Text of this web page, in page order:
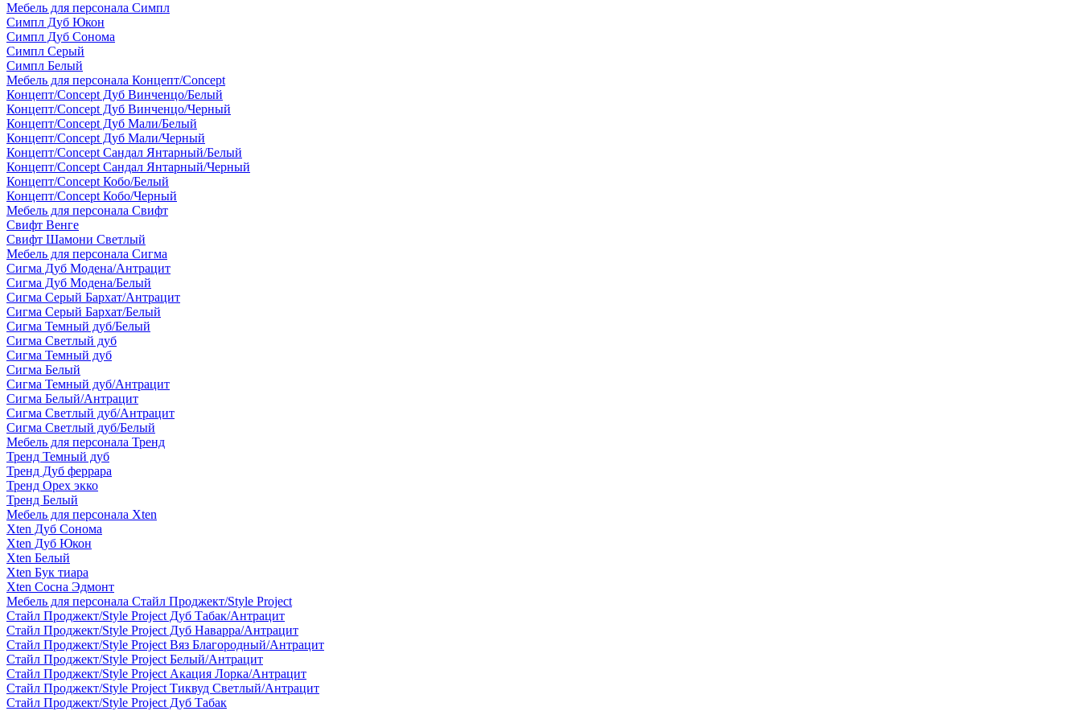
Мебель для персонала Симпл
Симпл Дуб Юкон
Симпл Дуб Сонома
Симпл Серый
Симпл Белый
Мебель для персонала Концепт/Concept
Концепт/Concept Дуб Винченцо/Белый
Концепт/Concept Дуб Винченцо/Черный
Концепт/Concept Дуб Мали/Белый
Концепт/Concept Дуб Мали/Черный
Концепт/Concept Сандал Янтарный/Белый
Концепт/Concept Сандал Янтарный/Черный
Концепт/Concept Кобо/Белый
Концепт/Concept Кобо/Черный
Мебель для персонала Свифт
Свифт Венге
Свифт Шамони Светлый
Мебель для персонала Сигма
Сигма Дуб Модена/Антрацит
Сигма Дуб Модена/Белый
Сигма Серый Бархат/Антрацит
Сигма Серый Бархат/Белый
Сигма Темный дуб/Белый
Сигма Светлый дуб
Сигма Темный дуб
Сигма Белый
Сигма Темный дуб/Антрацит
Сигма Белый/Антрацит
Сигма Светлый дуб/Антрацит
Сигма Светлый дуб/Белый
Мебель для персонала Тренд
Тренд Темный дуб
Тренд Дуб феррара
Тренд Орех экко
Тренд Белый
Мебель для персонала Xten
Xten Дуб Сонома
Xten Дуб Юкон
Xten Белый
Xten Бук тиара
Xten Сосна Эдмонт
Мебель для персонала Стайл Проджект/Style Project
Стайл Проджект/Style Project Дуб Табак/Антрацит
Стайл Проджект/Style Project Дуб Наварра/Антрацит
Стайл Проджект/Style Project Вяз Благородный/Антрацит
Стайл Проджект/Style Project Белый/Антрацит
Стайл Проджект/Style Project Акация Лорка/Антрацит
Стайл Проджект/Style Project Тиквуд Светлый/Антрацит
Стайл Проджект/Style Project Дуб Табак